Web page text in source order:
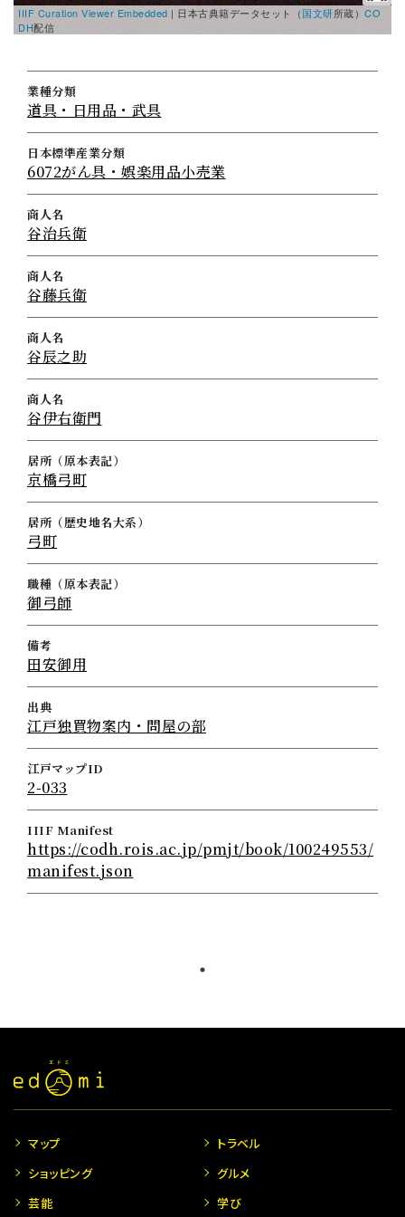
IIIF Curation Viewer Embedded | 日本古典籍データセット（国文研所蔵） CO
DH配信
業種分類
道具・日用品・武具
日本標準産業分類
6072がん具・娯楽用品小売業
商人名
谷治兵衛
商人名
谷藤兵衛
商人名
谷辰之助
商人名
谷伊右衛門
居所（原本表記）
京橋弓町
居所（歴史地名大系）
弓町
職種（原本表記）
御弓師
備考
田安御用
出典
江戸独買物案内・問屋の部
江戸マップID
2-033
IIIF Manifest
https://codh.rois.ac.jp/pmjt/book/100249553/
manifest.json
マップ
トラベル
ショッピング
グルメ
芸能
学び